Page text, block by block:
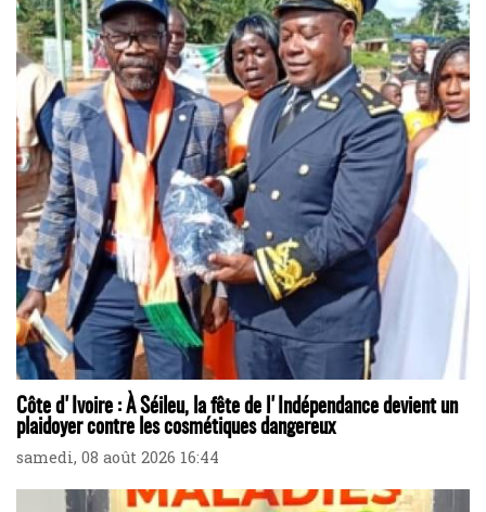
Côte d'Ivoire : À Séileu, la fête de l'Indépendance devient un
plaidoyer contre les cosmétiques dangereux
samedi, 08 août 2026 16:44